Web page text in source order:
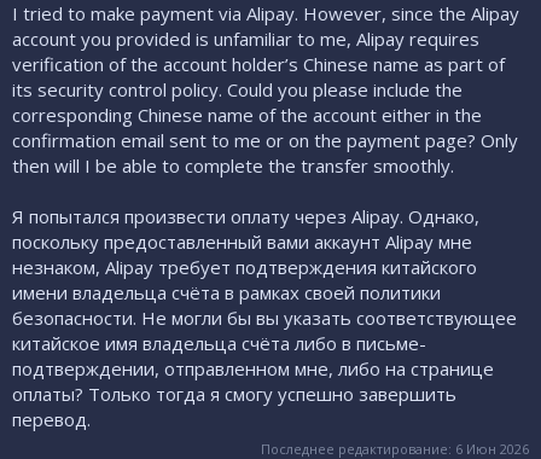
I tried to make payment via Alipay. However, since the Alipay
account you provided is unfamiliar to me, Alipay requires
verification of the account holder’s Chinese name as part of
its security control policy. Could you please include the
corresponding Chinese name of the account either in the
confirmation email sent to me or on the payment page? Only
then will I be able to complete the transfer smoothly.
Я попытался произвести оплату через Alipay. Однако,
поскольку предоставленный вами аккаунт Alipay мне
незнаком, Alipay требует подтверждения китайского
имени владельца счёта в рамках своей политики
безопасности. Не могли бы вы указать соответствующее
китайское имя владельца счёта либо в письме-
подтверждении, отправленном мне, либо на странице
оплаты? Только тогда я смогу успешно завершить
перевод.
Последнее редактирование: 6 Июн 2026